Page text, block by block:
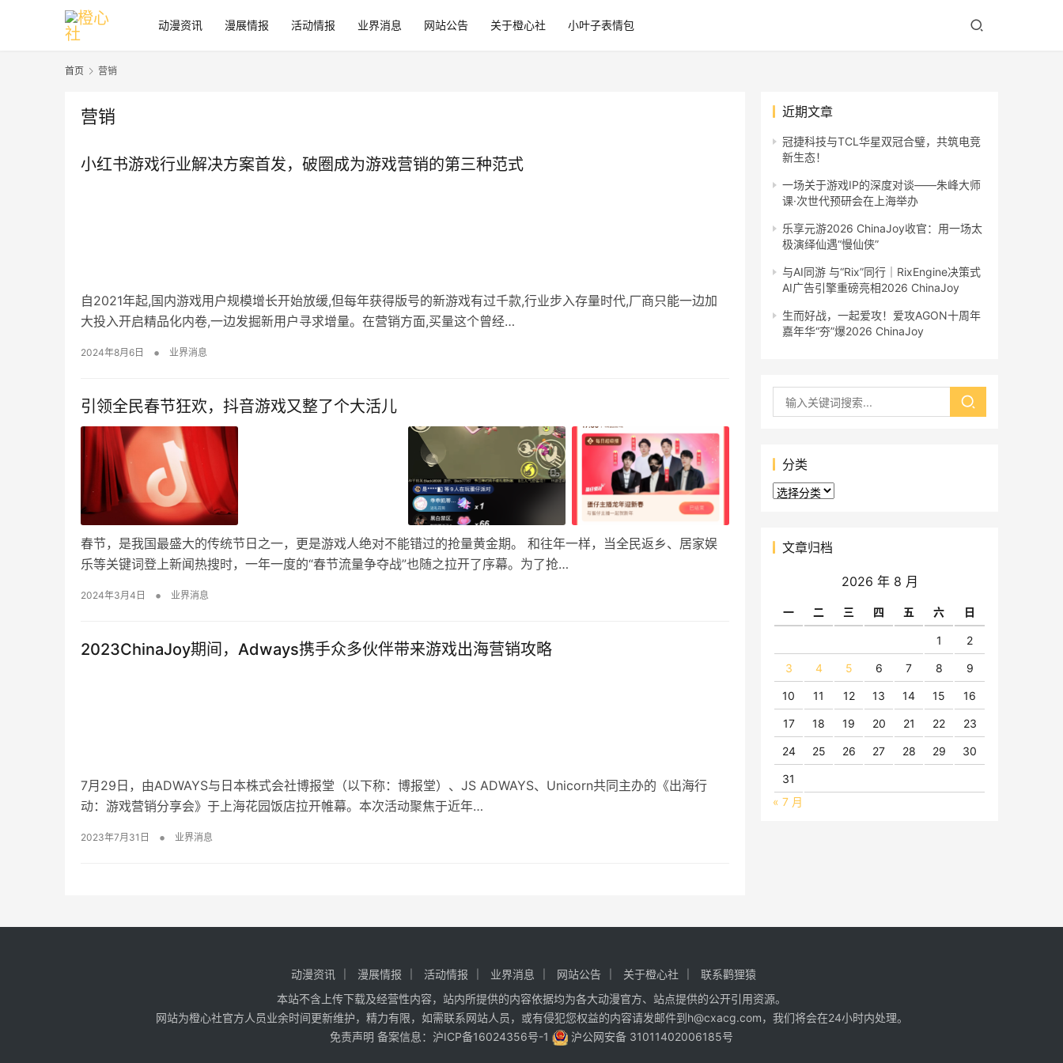
动漫资讯 漫展情报 活动情报 业界消息 网站公告 关于橙心社 小叶子表情包
首页 营销
营销
小红书游戏行业解决方案首发，破圈成为游戏营销的第三种范式
自2021年起,国内游戏用户规模增长开始放缓,但每年获得版号的新游戏有过千款,行业步入存量时代,厂商只能一边加
大投入开启精品化内卷,一边发掘新用户寻求增量。在营销方面,买量这个曾经…
2024年8月6日 • 业界消息
引领全民春节狂欢，抖音游戏又整了个大活儿
春节，是我国最盛大的传统节日之一，更是游戏人绝对不能错过的抢量黄金期。 和往年一样，当全民返乡、居家娱
乐等关键词登上新闻热搜时，一年一度的“春节流量争夺战”也随之拉开了序幕。为了抢…
2024年3月4日 • 业界消息
2023ChinaJoy期间，Adways携手众多伙伴带来游戏出海营销攻略
7月29日，由ADWAYS与日本株式会社博报堂（以下称：博报堂）、JS ADWAYS、Unicorn共同主办的《出海行
动：游戏营销分享会》于上海花园饭店拉开帷幕。本次活动聚焦于近年…
2023年7月31日 • 业界消息
近期文章
冠捷科技与TCL华星双冠合璧，共筑电竞
新生态！
一场关于游戏IP的深度对谈——朱峰大师
课·次世代预研会在上海举办
乐享元游2026 ChinaJoy收官：用一场太
极演绎仙遇“慢仙侠”
与AI同游 与“Rix”同行｜RixEngine决策式
AI广告引擎重磅亮相2026 ChinaJoy
生而好战，一起爱攻！爱攻AGON十周年
嘉年华“夯”爆2026 ChinaJoy
分类
分
文章归档
2026 年 8 月
一 二 三 四 五 六 日
1 2
3 4 5 6 7 8 9
10 11 12 13 14 15 16
17 18 19 20 21 22 23
24 25 26 27 28 29 30
31
« 7 月
动漫资讯 漫展情报 活动情报 业界消息 网站公告 关于橙心社
联系鹳狸猿
本站不含上传下载及经营性内容，站内所提供的内容依据均为各大动漫官方、站点提供的公开引用资源。
网站为橙心社官方人员业余时间更新维护，精力有限，如需联系网站人员，或有侵犯您权益的内容请发邮件到h@cxacg.com，我们将会在24小时内处理。
免责声明 备案信息： 沪ICP备16024356号-1 沪公网安备 31011402006185号